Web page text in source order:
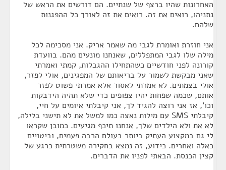
האחרונות שהיו ברצף של שנתיים. הם דורשים את הראש של
נתניהו, רואים את זה. רואים את זה לאורך כל ההפגנות
שלהם.
אני חוזרת ואומרת לגבי מה שאמר אריק. אני מסכימה לכל
מילה שלו לגבי המתפללים, שאנחנו מונעים מהם. בוועדת
קורונה לפני חודשיים כשהתחילו ההגבלות, קמתי ואמרתי
שאני מבקשת לשמור על בריאותם של המפגינים, אולי לפזר,
אולי בצמתים. לא אמרתי לאסור אלא אמרתי פשוט לפזר
אותם, שכמה שפחות יהיו צפופים כדי שלא תהיה הידבקות
וכו', אז אני רוצה להגיד לך, אני קיבלתי איומים על חיי,
קיבלתי SMS עם מילות נאצה כמו למשל את לא תישני בלילה,
לא את ולא הילדים שלך, אנחנו תיכף מגיעים. כמובן שקראו
לי גם במקצוע העתיק ביותר בעולם הרבה פעמים, וביטויים
כאלה ואחרים. כידוע, זה נמצא בחקירה משטרתית כרגע של
קצין הכנסת. הבאתי לפניו את הדברים.